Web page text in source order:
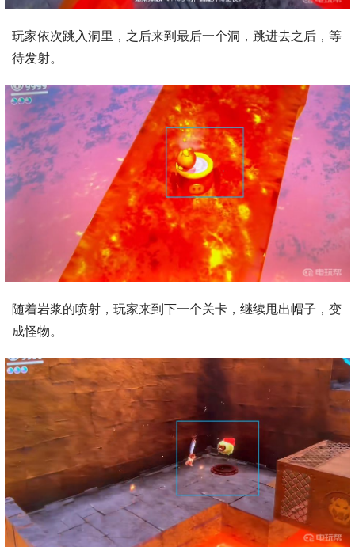
玩家依次跳入洞里，之后来到最后一个洞，跳进去之后，等
待发射。
随着岩浆的喷射，玩家来到下一个关卡，继续甩出帽子，变
成怪物。